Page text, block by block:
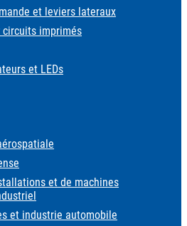
et leviers lateraux
circuits imprimés
et LEDs
et de machines
et industrie automobile